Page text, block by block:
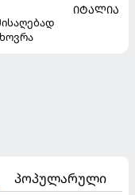
ᲘᲢᲐᲚᲘᲐ
პოპულარული